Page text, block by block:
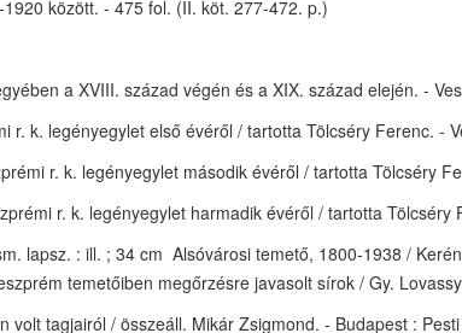
között. - 475 fol. (II. köt. 277-472. p.)
a XVIII. század végén és a XIX. század elején. -
k. legényegylet első évéről / tartotta Tölcséry Ferenc. -
r. k. legényegylet második évéről / tartotta Tölcséry
r. k. legényegylet harmadik évéről / tartotta
lapsz. : ill. ; 34 cm Alsóvárosi temető, 1800-1938 /
temetőiben megőrzésre javasolt sírok / Gy.
tagjairól / összeáll. Mikár Zsigmond. - Budapest :